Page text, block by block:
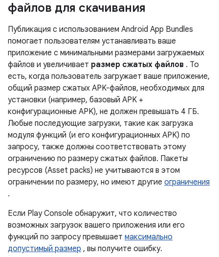
файлов для скачивания
Публикация с использованием Android App Bundles
помогает пользователям устанавливать ваше
приложение с минимальными размерами загружаемых
файлов и увеличивает размер сжатых файлов . То
есть, когда пользователь загружает ваше приложение,
общий размер сжатых APK-файлов, необходимых для
установки (например, базовый APK +
конфигурационные APK), не должен превышать 4 ГБ.
Любые последующие загрузки, такие как загрузка
модуля функций (и его конфигурационных APK) по
запросу, также должны соответствовать этому
ограничению по размеру сжатых файлов. Пакеты
ресурсов (Asset packs) не учитываются в этом
ограничении по размеру, но имеют другие ограничения
.
Если Play Console обнаружит, что количество
возможных загрузок вашего приложения или его
функций по запросу превышает максимально
допустимый размер , вы получите ошибку.